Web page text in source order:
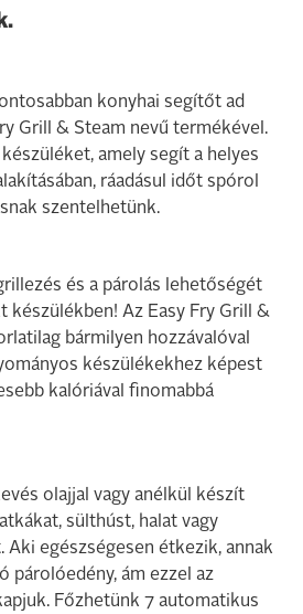
konyhai segítőt ad
Grill & Steam nevű termékével.
amely segít a helyes
ráadásul időt spórol
szentelhetünk.
és a párolás lehetőségét
készülékben! Az Easy Fry Grill &
bármilyen hozzávalóval
készülékekhez képest
kalóriával finomabbá
olajjal vagy anélkül készít
sülthúst, halat vagy
egészségesen étkezik, annak
párolóedény, ám ezzel az
Főzhetünk 7 automatikus